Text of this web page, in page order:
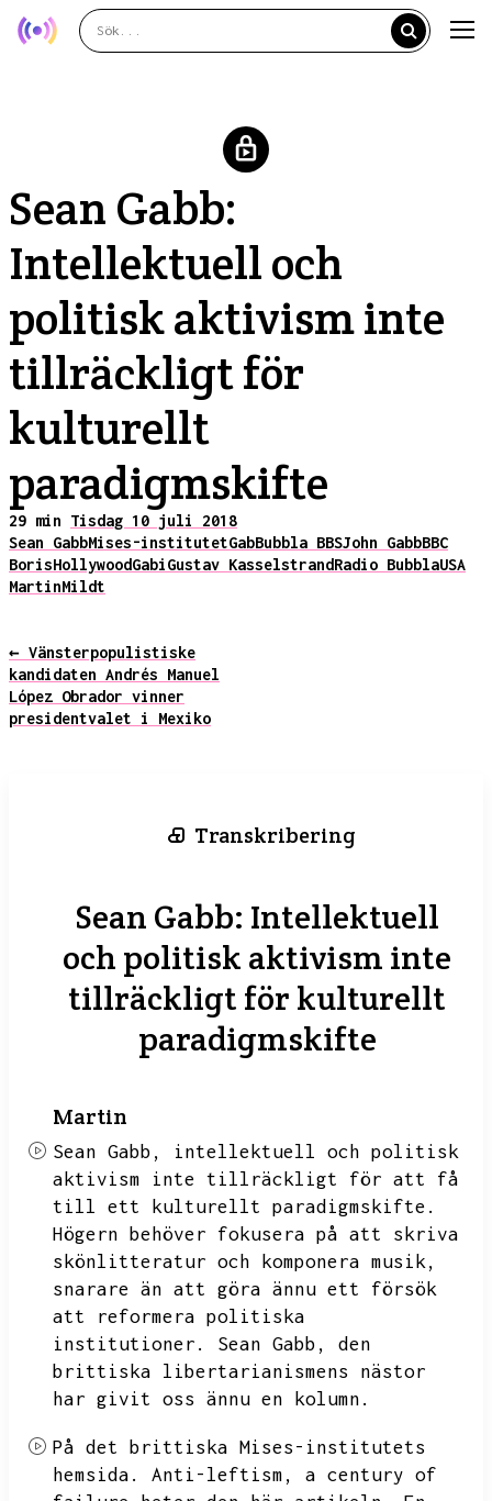
Sean Gabb:
Intellektuell och
politisk aktivism inte
tillräckligt för
kulturellt
paradigmskifte
29 min Tisdag 10 juli 2018
Sean GabbMises-institutetGabBubbla BBSJohn GabbBBC
BorisHollywoodGabiGustav KasselstrandRadio BubblaUSA
MartinMildt
← Vänsterpopulistiske
kandidaten Andrés Manuel
López Obrador vinner
presidentvalet i Mexiko
Transkribering
Sean Gabb: Intellektuell
och politisk aktivism inte
tillräckligt för kulturellt
paradigmskifte
Martin
Sean Gabb,
intellektuell och politisk
aktivism inte tillräckligt för att få
till ett kulturellt paradigmskifte.
Högern behöver fokusera på att skriva
skönlitteratur och komponera musik,
snarare än att göra ännu ett försök
att reformera politiska
institutioner.
Sean Gabb,
den
brittiska libertarianismens nästor
har givit oss ännu en kolumn.
På det brittiska Mises-institutets
hemsida.
Anti-leftism,
a century of